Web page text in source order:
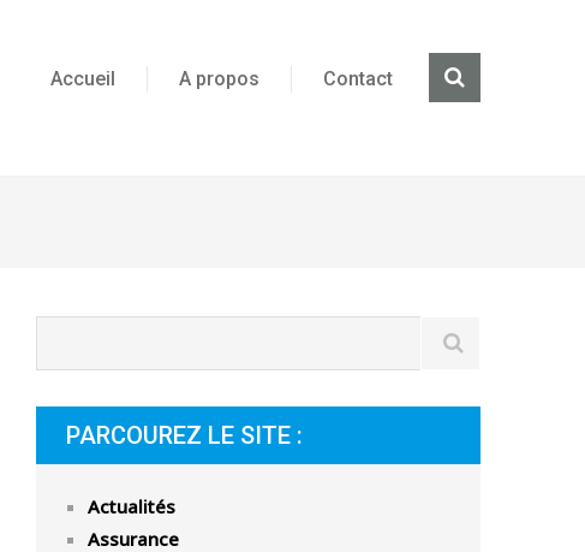
Accueil A propos Contact
PARCOUREZ LE SITE :
Actualités
Assurance